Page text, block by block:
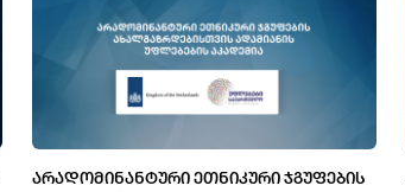
ᲐᲠᲐᲓᲝᲛᲘᲜᲐᲜᲢᲣᲠᲘ ᲔᲗᲜᲘᲙᲣᲠᲘ ᲯᲒᲣᲤᲔᲑᲘᲡ